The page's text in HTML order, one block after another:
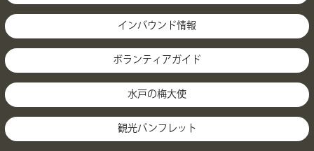
インバウンド情報
ボランティアガイド
水戸の梅大使
観光パンフレット